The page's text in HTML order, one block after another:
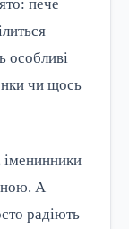
пече
особливі
чи щось
іменинники
А
радіють